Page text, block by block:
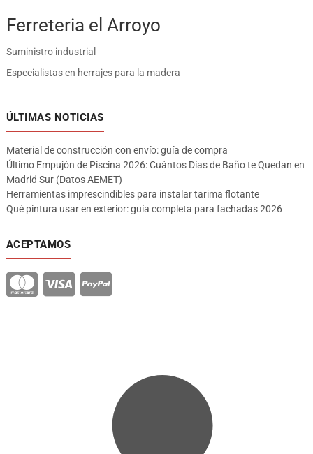
Ferreteria el Arroyo
Suministro industrial
Especialistas en herrajes para la madera
ÚLTIMAS NOTICIAS
Material de construcción con envío: guía de compra
Último Empujón de Piscina 2026: Cuántos Días de Baño te Quedan en
Madrid Sur (Datos AEMET)
Herramientas imprescindibles para instalar tarima flotante
Qué pintura usar en exterior: guía completa para fachadas 2026
ACEPTAMOS